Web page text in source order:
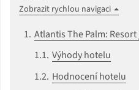
Zobrazit rychlou navigaci
Atlantis The Palm:
Výhody hotelu
Hodnocení hotelu